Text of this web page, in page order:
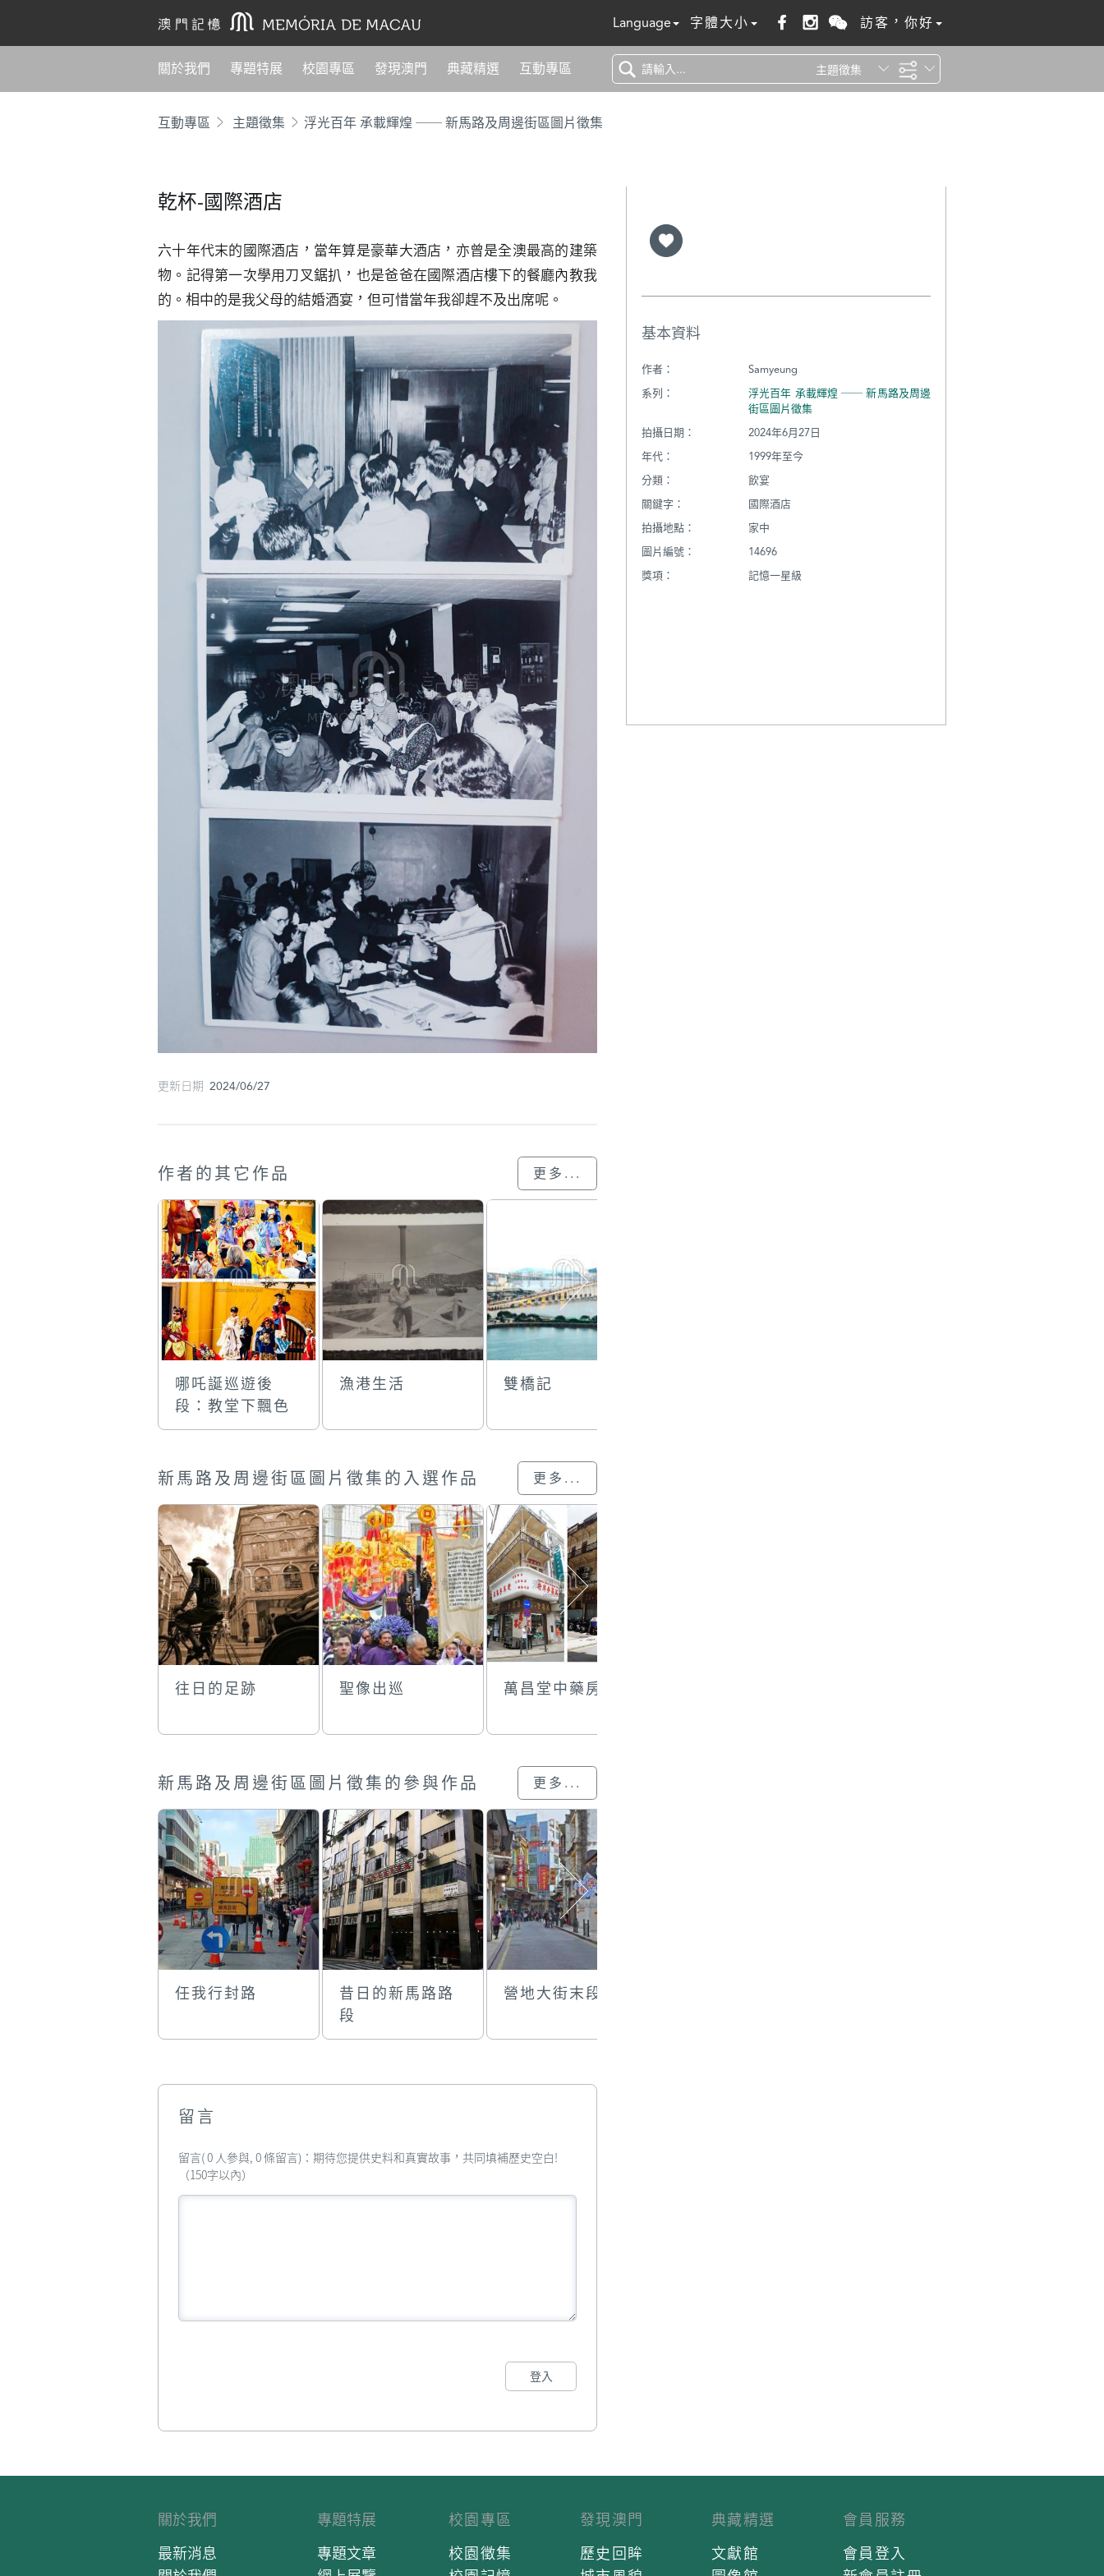
Language 字體大小 訪客，你好
關於我們 專題特展 校園專區 發現澳門 典藏精選 互動專區 主題徵集
互動專區 主題徵集 浮光百年 承載輝煌 ── 新馬路及周邊街區圖片徵集
乾杯-國際酒店
六十年代末的國際酒店，當年算是豪華大酒店，亦曾是全澳最高的建築
物。記得第一次學用刀叉鋸扒，也是爸爸在國際酒店樓下的餐廳內教我
的。相中的是我父母的結婚酒宴，但可惜當年我卻趕不及出席呢。
更新日期 2024/06/27
作者的其它作品 更多...
哪吒誕巡遊後
段：教堂下飄色
漁港生活 雙橋記
新馬路及周邊街區圖片徵集的入選作品 更多...
往日的足跡 聖像出巡 萬昌堂中藥房
新馬路及周邊街區圖片徵集的參與作品 更多...
任我行封路
昔日的新馬路路
段
營地大街末段
留言
留言( 0 人參與, 0 條留言)：期待您提供史料和真實故事，共同填補歷史空白!
（150字以內）
登入
基本資料
作者：
Samyeung
系列：
浮光百年 承載輝煌 ── 新馬路及周邊
街區圖片徵集
拍攝日期：
2024年6月27日
年代：
1999年至今
分類：
飲宴
關鍵字：
國際酒店
拍攝地點：
家中
圖片編號：
14696
獎項：
記憶一星級
關於我們
最新消息
專題特展
專題文章
校園專區
校園徵集
發現澳門
歷史回眸
典藏精選
文獻館
會員服務
會員登入